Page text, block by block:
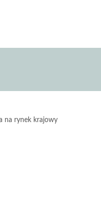
na rynek krajowy